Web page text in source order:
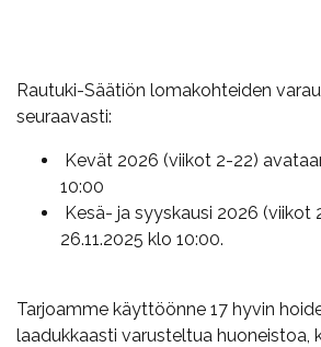
Rautuki-Säätiön lomakohteiden
seuraavasti:
Kevät 2026 (viikot 2-22)
10:00
Kesä- ja syyskausi 2026 (viikot
26.11.2025 klo 10:00.
Tarjoamme käyttöönne 17 hyvin
laadukkaasti varusteltua huoneistoa,